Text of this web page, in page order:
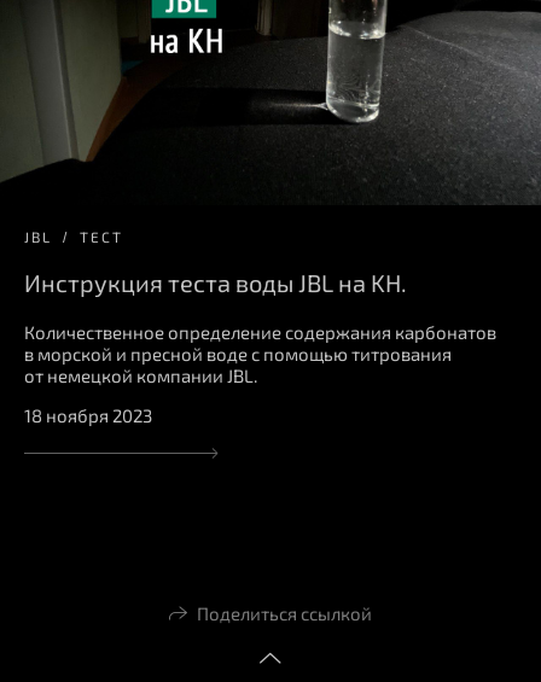
JBL ТЕСТ
Инструкция теста воды JBL на KH.
Количественное определение содержания карбонатов
в морской и пресной воде с помощью титрования
от немецкой компании JBL.
18 ноября 2023
Поделиться ссылкой